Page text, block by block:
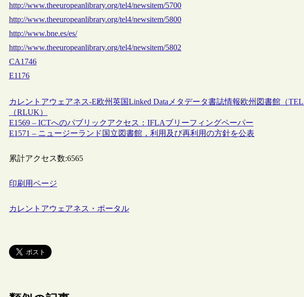
http://www.theeuropeanlibrary.org/tel4/newsitem/5700
http://www.theeuropeanlibrary.org/tel4/newsitem/5800
http://www.bne.es/es/
http://www.theeuropeanlibrary.org/tel4/newsitem/5802
CA1746
E1176
カレントアウェアネス-E欧州英国Linked Data メタデータ書誌情報欧州図書館（TEL
（RLUK）
E1569 – ICTへのパブリックアクセス：IFLAブリーフィングペーパー
E1571 – ニュージーランド国立図書館，利用及び再利用の方針を公表
累計アクセス数:6565
印刷用ページ
カレントアウェアネス・ポータル